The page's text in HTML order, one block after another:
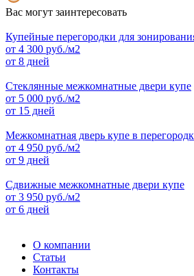
Вас могут заинтересовать
Купейные перегородки для
от 4 300 руб./м2
от 8 дней
Стеклянные межкомнатные двери купе
от 5 000 руб./м2
от 15 дней
Межкомнатная дверь купе в
от 4 950 руб./м2
от 9 дней
Сдвижные межкомнатные двери купе
от 3 950 руб./м2
от 6 дней
О компании
Статьи
Контакты